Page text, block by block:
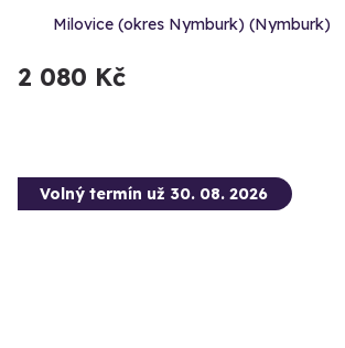
Milovice (okres Nymburk) (Nymburk)
2 080 Kč
Volný termín už 30. 08. 2026